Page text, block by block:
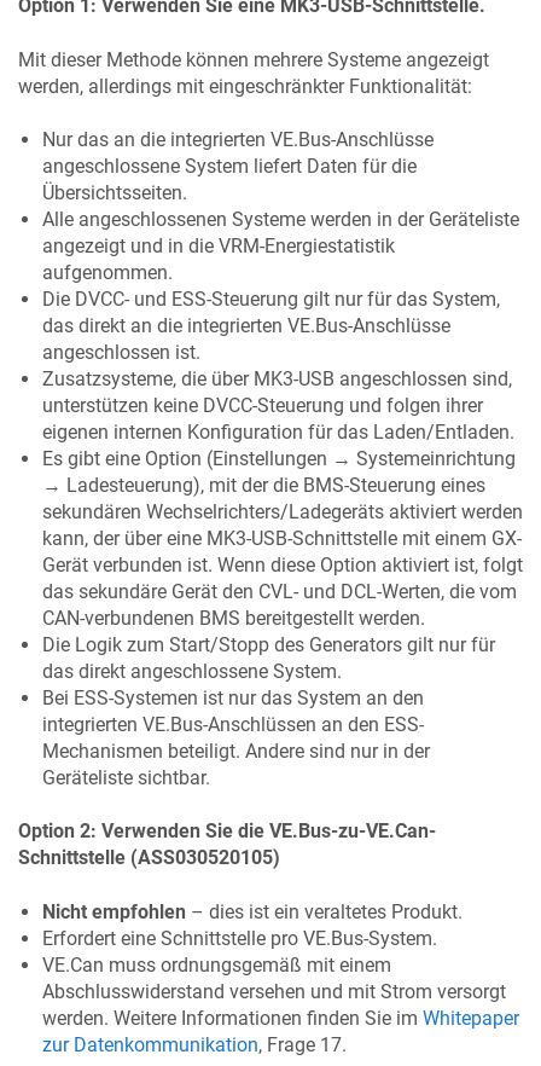
Option 1: Verwenden Sie eine MK3-USB-Schnittstelle.
Mit dieser Methode können mehrere Systeme angezeigt
werden, allerdings mit eingeschränkter Funktionalität:
Nur das an die integrierten VE.Bus-Anschlüsse
angeschlossene System liefert Daten für die
Übersichtsseiten.
Alle angeschlossenen Systeme werden in der Geräteliste
angezeigt und in die VRM-Energiestatistik
aufgenommen.
Die DVCC- und ESS-Steuerung gilt nur für das System,
das direkt an die integrierten VE.Bus-Anschlüsse
angeschlossen ist.
Zusatzsysteme, die über MK3-USB angeschlossen sind,
unterstützen keine DVCC-Steuerung und folgen ihrer
eigenen internen Konfiguration für das Laden/Entladen.
Es gibt eine Option (Einstellungen → Systemeinrichtung
→ Ladesteuerung), mit der die BMS-Steuerung eines
sekundären Wechselrichters/Ladegeräts aktiviert werden
kann, der über eine MK3-USB-Schnittstelle mit einem GX-
Gerät verbunden ist. Wenn diese Option aktiviert ist, folgt
das sekundäre Gerät den CVL- und DCL-Werten, die vom
CAN-verbundenen BMS bereitgestellt werden.
Die Logik zum Start/Stopp des Generators gilt nur für
das direkt angeschlossene System.
Bei ESS-Systemen ist nur das System an den
integrierten VE.Bus-Anschlüssen an den ESS-
Mechanismen beteiligt. Andere sind nur in der
Geräteliste sichtbar.
Option 2: Verwenden Sie die VE.Bus-zu-VE.Can-
Schnittstelle (ASS030520105)
Nicht empfohlen – dies ist ein veraltetes Produkt.
Erfordert eine Schnittstelle pro VE.Bus-System.
VE.Can muss ordnungsgemäß mit einem
Abschlusswiderstand versehen und mit Strom versorgt
werden. Weitere Informationen finden Sie im Whitepaper
zur Datenkommunikation, Frage 17.